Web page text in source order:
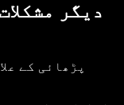
دیگر
پڑھائی کے